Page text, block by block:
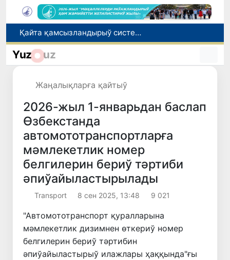
Ташкент аўыр атлетика бойынша Азия чемпионатына таярланбақта
Өзбекстанда Турақлы раўажланыў мақсетлери айлығы басланды
Yuz uz
Жаңалықларға қайтыў
2026-жыл 1-январьдан баслап
Өзбекстанда
автомототранспортларға
мәмлекетлик номер
белгилерин бериў тәртиби
әпиўайыластырылады
Transport 8 сен 2025, 13:48 9 021
"Автомототранспорт қуралларына
мәмлекетлик дизимнен өткериў номер
белгилерин бериў тәртибин
әпиўайыластырыў илажлары ҳаққында"ғы